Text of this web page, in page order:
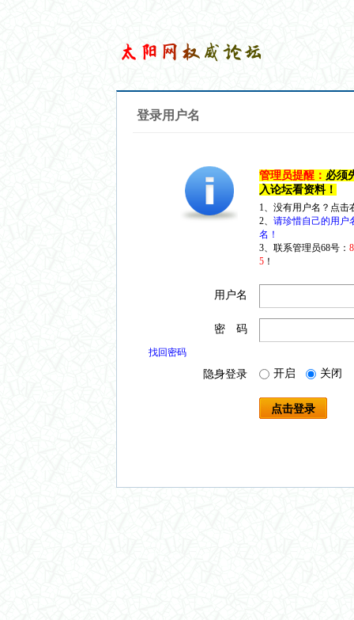
登录用户名
管理员提醒： 必须
入论坛看资料！
1、没有用户名？点
2、 请珍惜自己的用户
名！
3、联系管理员68号：
5 ！
用户名
密 码
找回密码
隐身登录 开启 关闭
点击登录